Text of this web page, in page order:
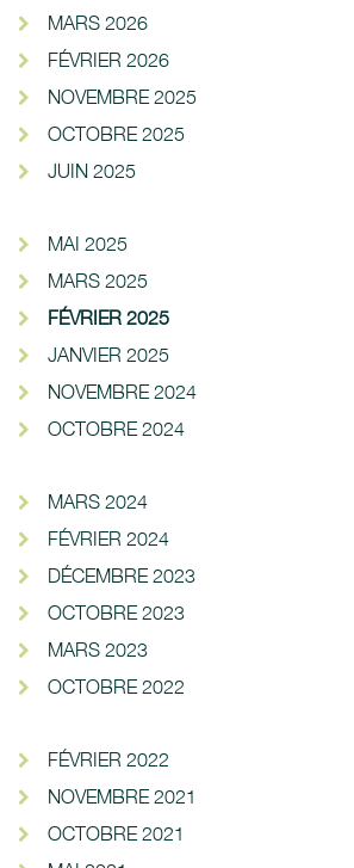
MARS 2026
FÉVRIER 2026
NOVEMBRE 2025
OCTOBRE 2025
JUIN 2025
MAI 2025
MARS 2025
FÉVRIER 2025
JANVIER 2025
NOVEMBRE 2024
OCTOBRE 2024
MARS 2024
FÉVRIER 2024
DÉCEMBRE 2023
OCTOBRE 2023
MARS 2023
OCTOBRE 2022
FÉVRIER 2022
NOVEMBRE 2021
OCTOBRE 2021